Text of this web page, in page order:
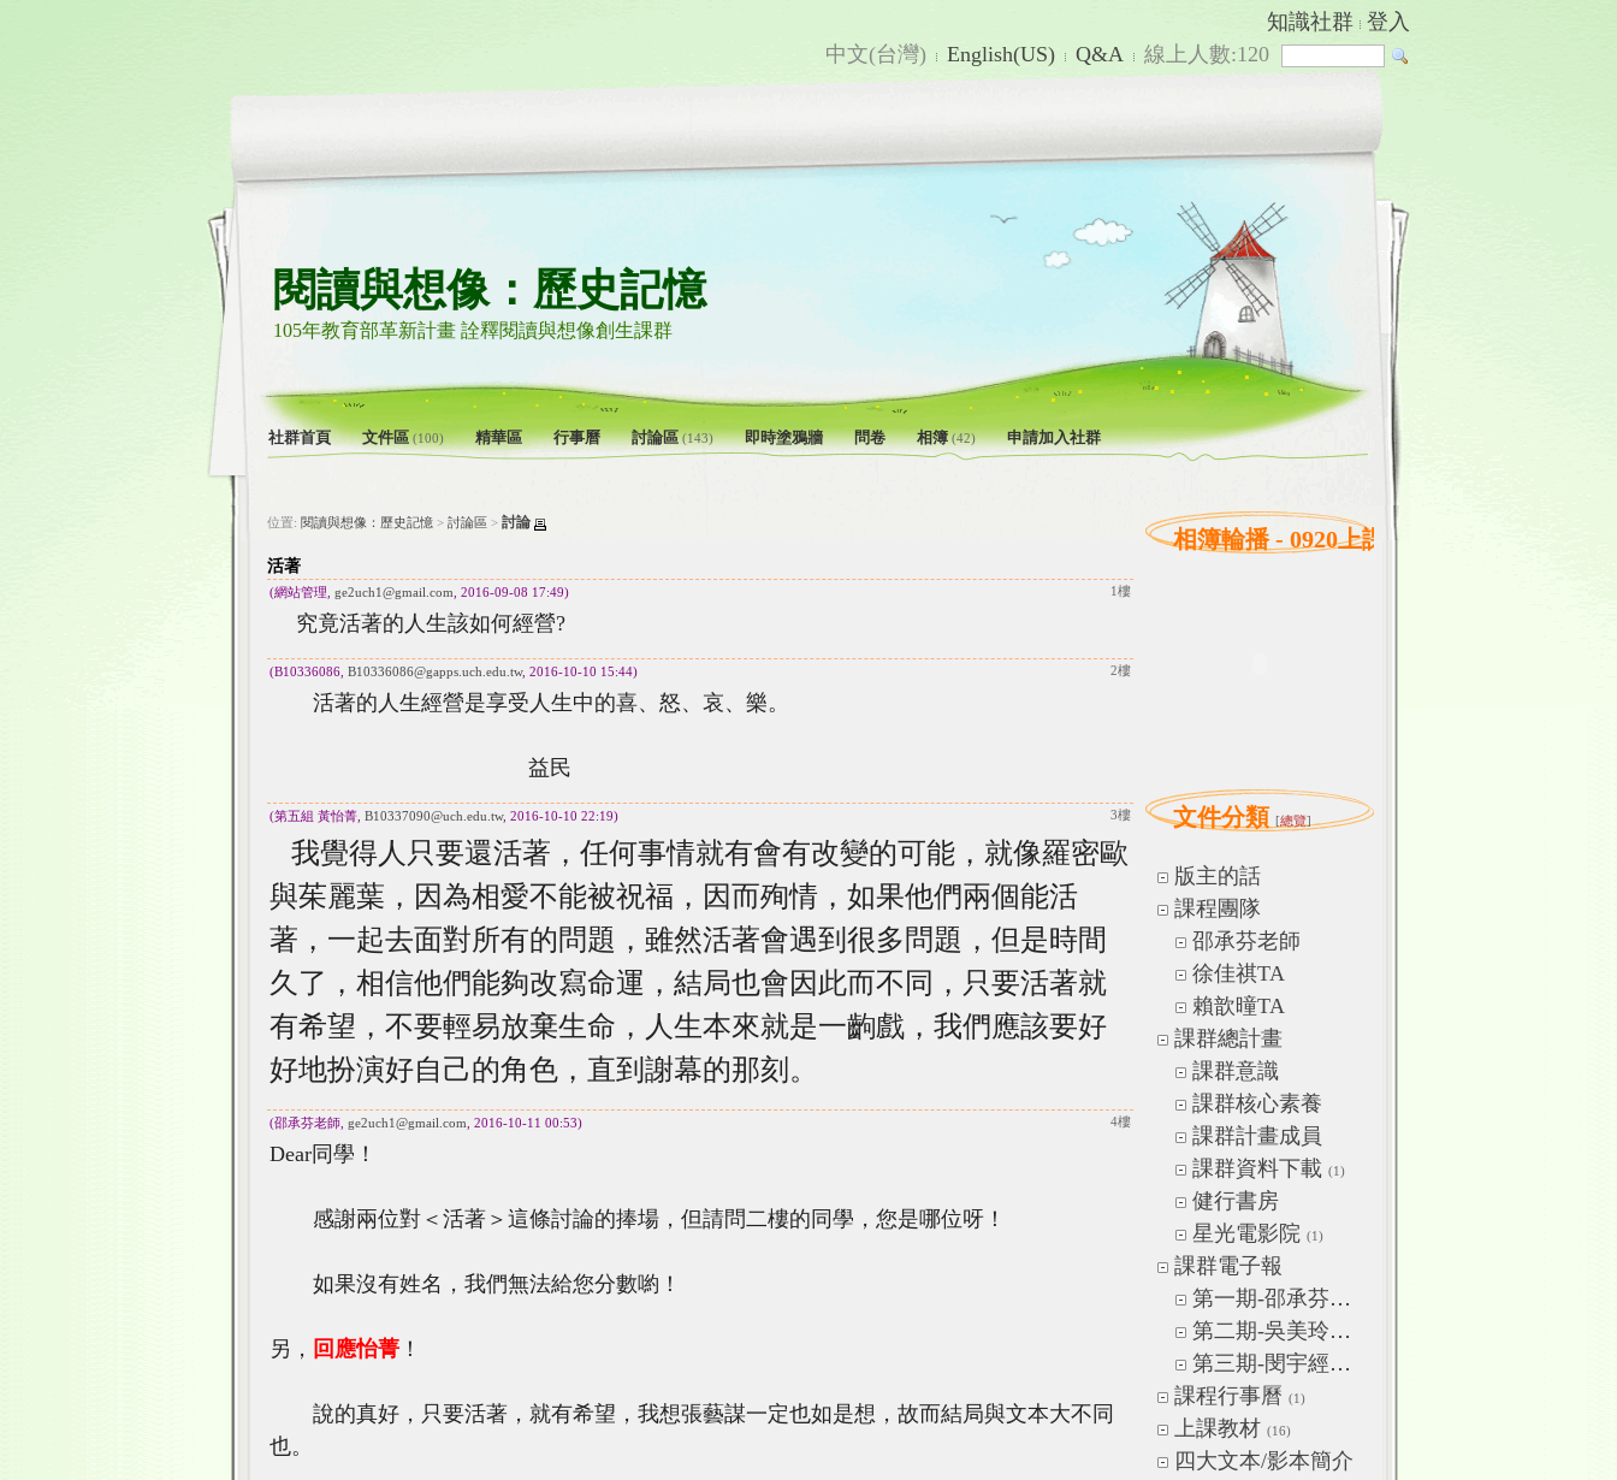
知識社群 登入
中文(台灣)
English(US) Q&A 線上人數:120
閱讀與想像：歷史記憶
105年教育部革新計畫 詮釋閱讀與想像創生課群
社群首頁 文件區(100) 精華區 行事曆 討論區(143) 即時塗鴉牆 問卷 相簿(42) 申請加入社群
相簿輪播 - 0920上課剪影
文件分類 [總覽]
版主的話
課程團隊
邵承芬老師
徐佳祺TA
賴歆曈TA
課群總計畫
課群意識
課群核心素養
課群計畫成員
課群資料下載 (1)
健行書房
星光電影院 (1)
課群電子報
第一期-邵承芬老師
第二期-吳美玲老師
第三期-閔宇經老師
課程行事曆 (1)
上課教材 (16)
四大文本/影本簡介
位置: 閱讀與想像：歷史記憶 > 討論區 > 討論
活著
(網站管理, ge2uch1@gmail.com , 2016-09-08 17:49) 1樓
究竟活著的人生該如何經營?
(B10336086, B10336086@gapps.uch.edu.tw, 2016-10-10 15:44) 2樓
活著的人生經營是享受人生中的喜、怒、哀、樂。
益民
(第五組 黃怡菁, B10337090@uch.edu.tw, 2016-10-10 22:19) 3樓
我覺得人只要還活著，任何事情就有會有改變的可能，就像羅密歐
與茱麗葉，因為相愛不能被祝福，因而殉情，如果他們兩個能活
著，一起去面對所有的問題，雖然活著會遇到很多問題，但是時間
久了，相信他們能夠改寫命運，結局也會因此而不同，只要活著就
有希望，不要輕易放棄生命，人生本來就是一齣戲，我們應該要好
好地扮演好自己的角色，直到謝幕的那刻。
(邵承芬老師, ge2uch1@gmail.com , 2016-10-11 00:53) 4樓
Dear同學！
感謝兩位對＜活著＞這條討論的捧場，但請問二樓的同學，您是哪位呀！
如果沒有姓名，我們無法給您分數喲！
另， 回應怡菁 ！
說的真好，只要活著，就有希望，我想張藝謀一定也如是想，故而結局與文本大不同
也。